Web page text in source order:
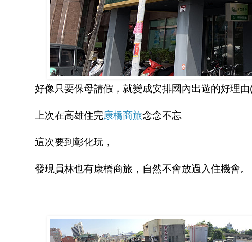
好像只要保母請假，就變成安排國內出遊的好理由
上次在高雄住完康橋商旅念念不忘
這次要到彰化玩，
發現員林也有康橋商旅，自然不會放過入住機會。